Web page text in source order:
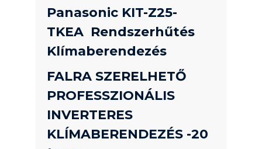
Panasonic KIT-Z25-
TKEA Rendszerhűtés
Klímaberendezés
FALRA SZERELHETŐ
PROFESSZIONÁLIS
INVERTERES
KLÍMABERENDEZÉS -20